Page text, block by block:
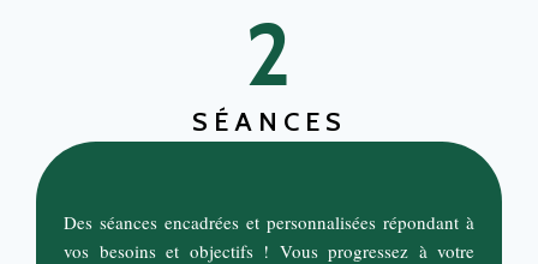
2
SÉANCES
Des séances encadrées et personnalisées répondant à
vos besoins et objectifs ! Vous progressez à votre